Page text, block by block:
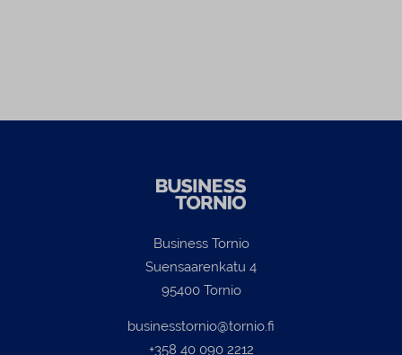
Business Tornio
Suensaarenkatu 4
95400 Tornio
businesstornio@tornio.fi
+358 40 090 2212